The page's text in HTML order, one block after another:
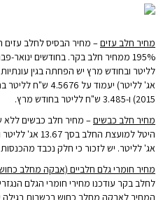
מחיר חלב עזים
2015) ו-3.485 ש"ח לליטר בחודש מרץ.
מחיר חלב כבשים
אג' לליטר. יש לזכור כי חלק נכבד
מחיר חומרי גלם חלביים (אבקה מחלב
לחלב בקר עודכנו מחירי חומרי הגלם